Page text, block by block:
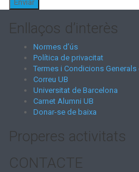
Enllaços d’interès
Normes d’ús
Política de privacitat
Termes i Condicions Generals
Correu UB
Universitat de Barcelona
Carnet Alumni UB
Donar-se de baixa
Properes activitats
CONTACTE